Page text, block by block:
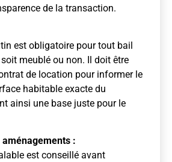
de la transaction.
est obligatoire pour tout bail
soit meublé ou non. Il doit être
de location pour informer le
habitable exacte du
ainsi une base juste pour le
:
est conseillé avant